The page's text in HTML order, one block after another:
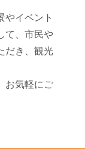
やイベント
て、市民や
だき、観光
お気軽にご